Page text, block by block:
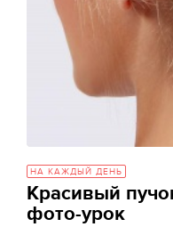
НА КАЖДЫЙ ДЕНЬ
Красивый
фото-урок